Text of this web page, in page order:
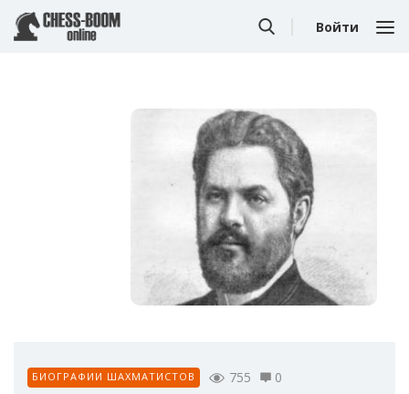
Войти
БИОГРАФИИ ШАХМАТИСТОВ 755 0